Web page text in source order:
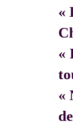
«
«
«